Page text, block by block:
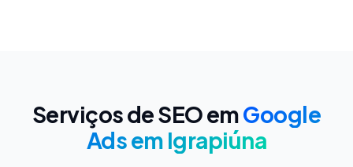
Serviços de SEO emGoogle
Ads em Igrapiúna